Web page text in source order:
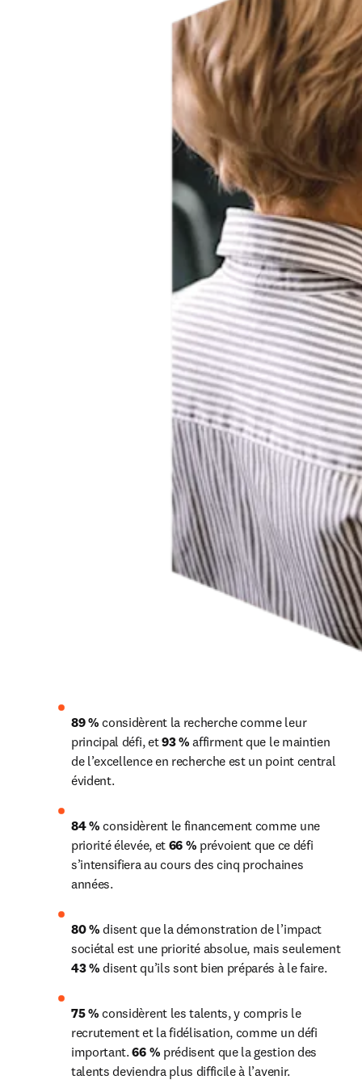
89 % considèrent la recherche comme leur
principal défi, et 93 % affirment que le maintien
de l’excellence en recherche est un point central
évident.
84 % considèrent le financement comme une
priorité élevée, et 66 % prévoient que ce défi
s’intensifiera au cours des cinq prochaines
années.
80 % disent que la démonstration de l’impact
sociétal est une priorité absolue, mais seulement
43 % disent qu’ils sont bien préparés à le faire.
75 % considèrent les talents, y compris le
recrutement et la fidélisation, comme un défi
important. 66 % prédisent que la gestion des
talents deviendra plus difficile à l’avenir.